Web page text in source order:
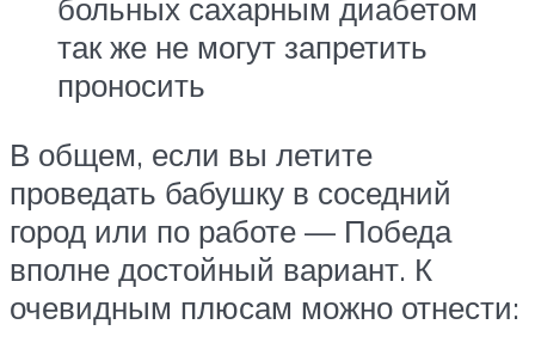
больных сахарным диабетом
так же не могут запретить
проносить
В общем, если вы летите
проведать бабушку в соседний
город или по работе — Победа
вполне достойный вариант. К
очевидным плюсам можно отнести: